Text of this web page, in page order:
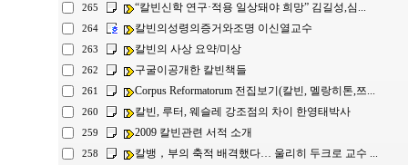
265 “칼빈신학 연구·적용 일상돼야 희망” 김길성,심...
264 칼빈의성령의증거와조명 이신열교수
263 칼빈의 사상 요약/미상
262 구굴이공개한 칼빈책들
261 Corpus Reformatorum 전집보기(칼빈, 멜랑히톤,쯔...
260 칼빈, 루터, 웨슬레 강조점의 차이 한영태박사
259 2009 칼빈관련 서적 소개
258 칼뱅，부의 축적 배격했다… 울리히 두크로 교수 ...